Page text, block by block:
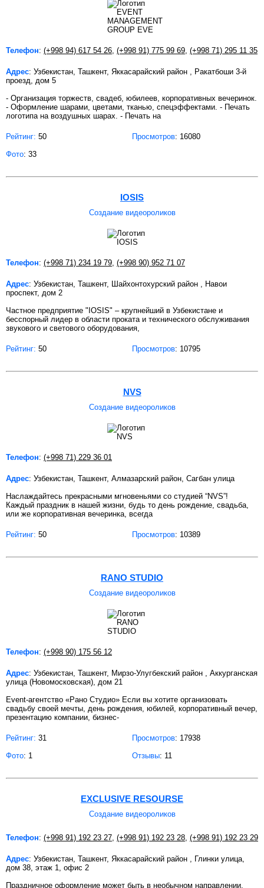
Телефон: (+998 94) 617 54 26 (+998 91) 775 99 69 (+998 71) 295 11 35
Адрес: Узбекистан, Ташкент, Яккасарайский район , Ракатбоши 3-й
проезд, дом 5
- Организация торжеств, свадеб, юбилеев, корпоративных вечеринок.
- Оформление шарами, цветами, тканью, спецэффектами. - Печать
логотипа на воздушных шарах. - Печать на
Рейтинг: 50 Просмотров: 16080
Фото: 33
IOSIS
Создание видеороликов
Телефон: (+998 71) 234 19 79 (+998 90) 952 71 07
Адрес: Узбекистан, Ташкент, Шайхонтохурский район , Навои
проспект, дом 2
Частное предприятие "IOSIS" – крупнейший в Узбекистане и
бесспорный лидер в области проката и технического обслуживания
звукового и светового оборудования,
Рейтинг: 50 Просмотров: 10795
NVS
Создание видеороликов
Телефон: (+998 71) 229 36 01
Адрес: Узбекистан, Ташкент, Алмазарский район, Сагбан улица
Наслаждайтесь прекрасными мгновеньями со студией “NVS”!
Каждый праздник в нашей жизни, будь то день рождение, свадьба,
или же корпоративная вечеринка, всегда
Рейтинг: 50 Просмотров: 10389
RANO STUDIO
Создание видеороликов
Телефон: (+998 90) 175 56 12
Адрес: Узбекистан, Ташкент, Мирзо-Улугбекский район , Аккурганская
улица (Новомосковская), дом 21
Event-агентство «Рано Студио» Если вы хотите организовать
свадьбу своей мечты, день рождения, юбилей, корпоративный вечер,
презентацию компании, бизнес-
Рейтинг: 31 Просмотров: 17938
Фото: 1 Отзывы: 11
EXCLUSIVE RESOURSE
Создание видеороликов
Телефон: (+998 91) 192 23 27 (+998 91) 192 23 28 (+998 91) 192 23 29
Адрес: Узбекистан, Ташкент, Яккасарайский район , Глинки улица,
дом 38, этаж 1, офис 2
Праздничное оформление может быть в необычном направлении.